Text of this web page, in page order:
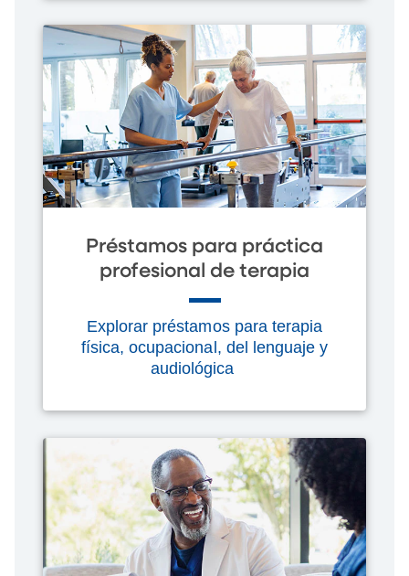
Préstamos para práctica
profesional de terapia
Explorar préstamos para terapia
física, ocupacional, del lenguaje y
audiológica